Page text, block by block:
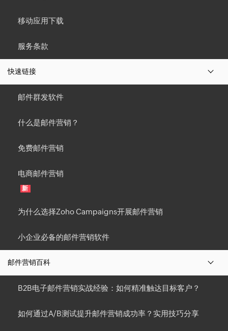
移动应用下载
服务条款
快速链接
邮件群发软件
什么是邮件营销？
免费邮件营销
电商邮件营销
新
为什么选择Zoho Campaigns开展邮件营销
小企业必备的邮件营销软件
邮件营销百科
B2B电子邮件营销实战经验：如何精准触达目标客户？
如何通过A/B测试提升邮件营销成功率？实用技巧分享